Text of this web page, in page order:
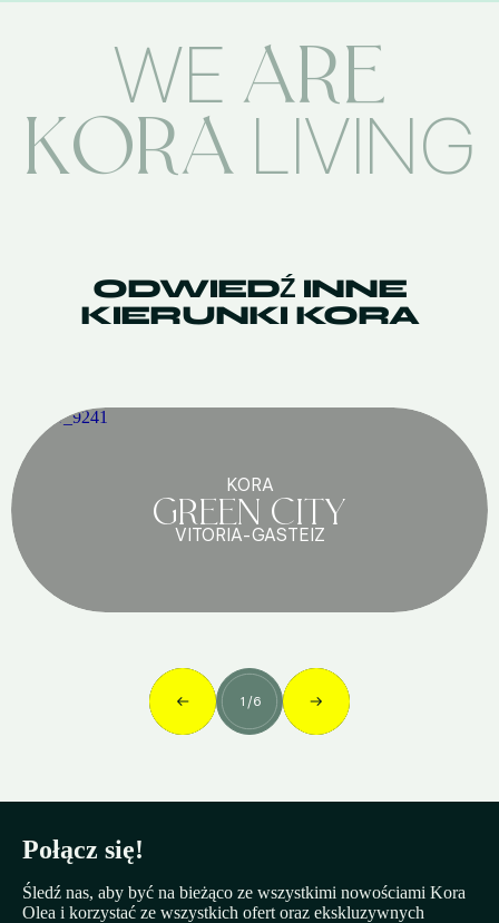
WE ARE
KORA LIVING
ODWIEDŹ INNE
KIERUNKI KORA
KORA
GREEN CITY
VITORIA-GASTEIZ
1 /6
Połącz się!
Śledź nas, aby być na bieżąco ze wszystkimi nowościami Kora
Olea i korzystać ze wszystkich ofert oraz ekskluzywnych